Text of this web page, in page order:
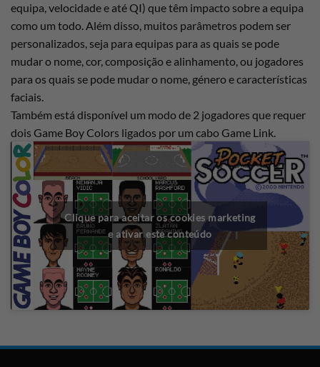
equipa, velocidade e até QI) que têm impacto sobre a equipa
como um todo. Além disso, muitos parâmetros podem ser
personalizados, seja para equipas para as quais se pode
mudar o nome, cor, composição e alinhamento, ou jogadores
para os quais se pode mudar o nome, género e características
faciais.
Também está disponível um modo de 2 jogadores que requer
dois Game Boy Colors ligados por um cabo Game Link.
Clique para aceitar os cookies marketing
e ativar este conteúdo